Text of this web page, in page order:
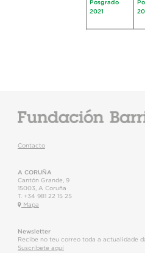
Posgrado
2021
Contacto
A CORUÑA
Cantón Grande, 9
15003
A Coruña
T. +34 981 22 15 25
Mapa
Newsletter
Recibe no teu correo toda a actualidade
Suscríbete aquí